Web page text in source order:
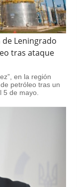
de Leningrado
tras ataque
en la región
petróleo tras un
5 de mayo.